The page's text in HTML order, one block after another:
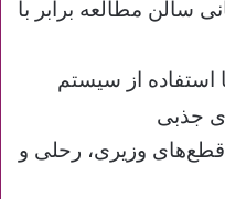
سالن مطالعه برابر با
از سیستم
جذبی
قطع‌های وزیری، رحلی و